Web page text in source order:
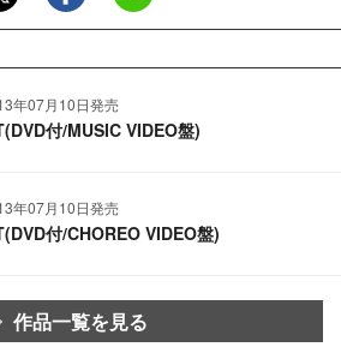
年07月10日発売
付/MUSIC VIDEO盤)
年07月10日発売
付/CHOREO VIDEO盤)
作品一覧を見る